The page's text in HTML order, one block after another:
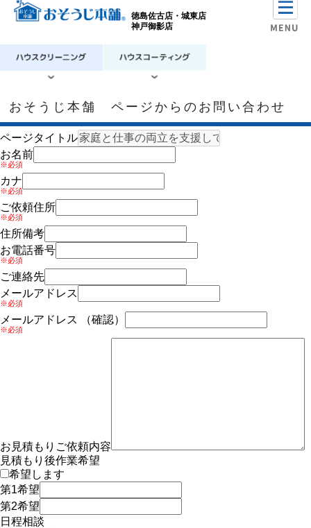
徳島佐古店・城東店
神戸御影店
おそうじ本舗 ページからのお問い合わせ
ページタイトル
お名前
※必須
カナ
※必須
ご依頼住所
※必須
住所備考
お電話番号
※必須
ご連絡先
メールアドレス
※必須
メールアドレス （確認）
※必須
お見積もりご依頼内容
見積もり後作業希望
希望します
第1希望
第2希望
日程相談